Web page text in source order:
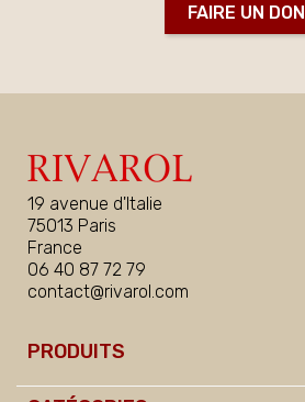
FAIRE UN DON
19 avenue d'Italie
75013 Paris
France
06 40 87 72 79
contact@rivarol.com
PRODUITS